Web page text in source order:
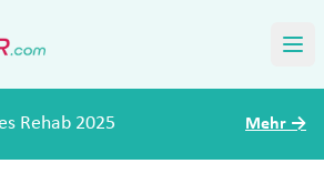
Rehab 2025 Mehr →